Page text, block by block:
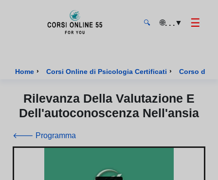
🔍 🌐. . .▼ ☰
Home › Corsi Online di Psicologia Certificati › Corso di
Rilevanza Della Valutazione E
Dell'autoconoscenza Nell'ansia
🡐 Programma